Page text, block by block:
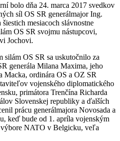
bolo dňa 24. marca 2017 svedkov
síl OS SR generálmajor Ing.
mesiacoch slávnostne
OS SR svojmu nástupcovi,
Jochovi.
silám OS SR sa uskutočnilo za
generála Milana Maxima, jeho
Macka, ordinára OS a OZ SR
vojenského diplomatického
primátora Trenčína Richarda
Slovenskej republiky a ďalších
prácu generálmajora Novosada a
keď bude od 1. apríla vojenským
NATO v Belgicku, veľa